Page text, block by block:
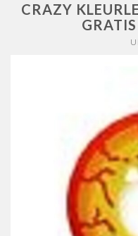
CRAZY